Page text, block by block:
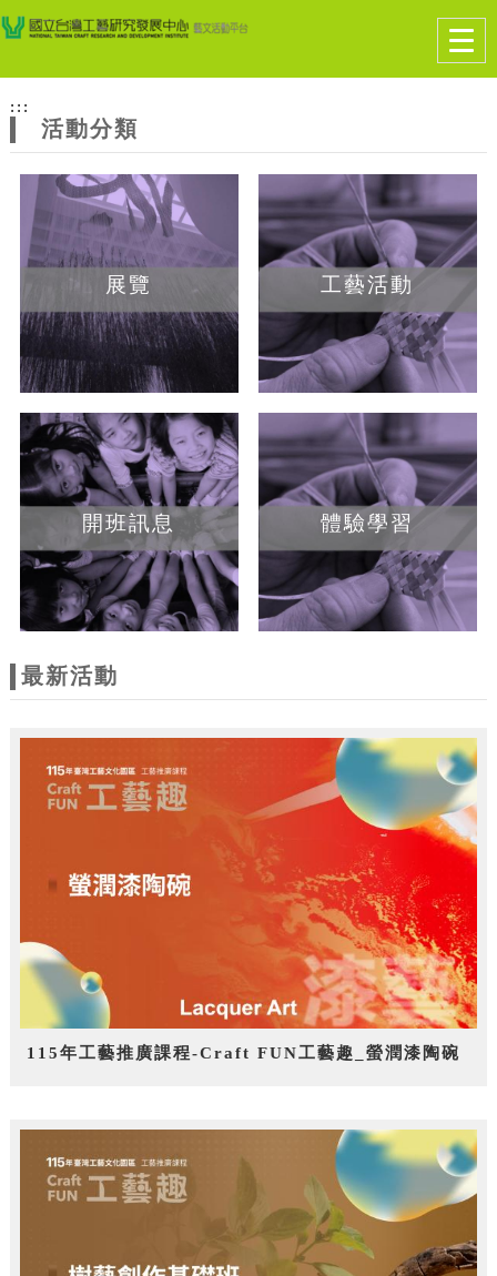
網
站
主
題
跳到主要內容
網站導覽
:::
活動分類
展覽 工藝活動
開班訊息 體驗學習
最新活動
115年工藝推廣課程-Craft FUN工藝趣_螢潤漆陶碗